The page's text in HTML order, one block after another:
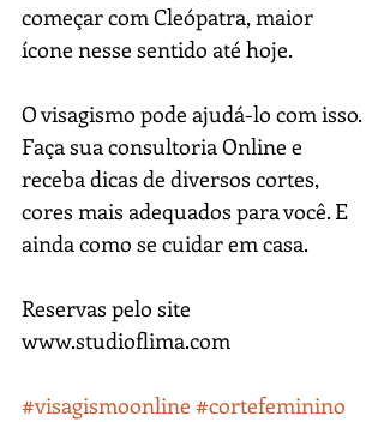
começar com Cleópatra, maior
ícone nesse sentido até hoje.
O visagismo pode ajudá-lo com isso.
Faça sua consultoria Online e
receba dicas de diversos cortes,
cores mais adequados para você. E
ainda como se cuidar em casa.
Reservas pelo site
www.studioflima.com
#visagismoonline #cortefeminino